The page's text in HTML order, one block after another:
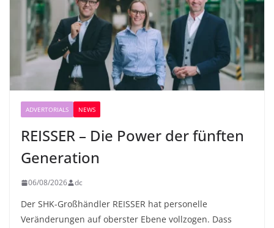
ADVERTORIALS NEWS
REISSER – Die Power der fünften
Generation
06/08/2026 dc
Der SHK-Großhändler REISSER hat personelle
Veränderungen auf oberster Ebene vollzogen. Dass